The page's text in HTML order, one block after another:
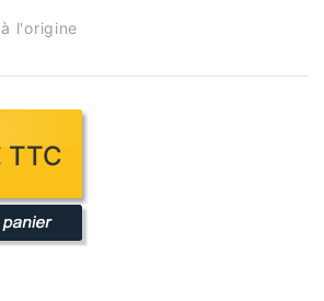
l'origine
TTC